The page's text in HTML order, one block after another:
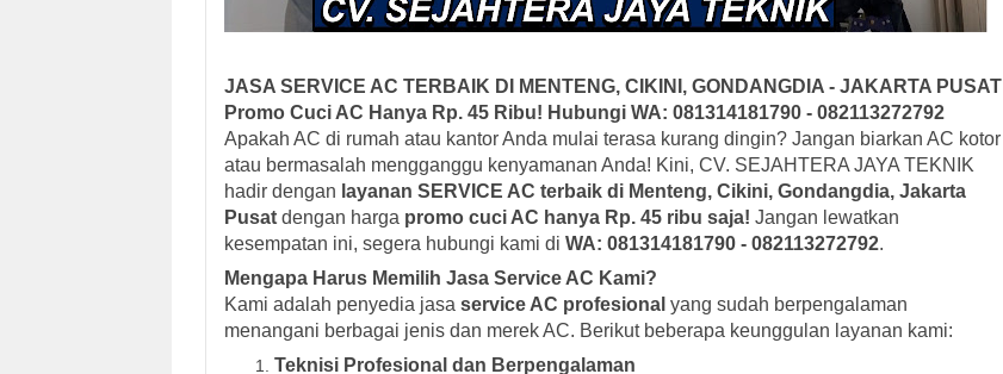
JASA SERVICE AC TERBAIK DI MENTENG, CIKINI, GONDANGDIA - JAKARTA PUSAT
Promo Cuci AC Hanya Rp. 45 Ribu! Hubungi WA: 081314181790 - 082113272792
Apakah AC di rumah atau kantor Anda mulai terasa kurang dingin? Jangan biarkan AC kotor
atau bermasalah mengganggu kenyamanan Anda! Kini, CV. SEJAHTERA JAYA TEKNIK
hadir dengan layanan SERVICE AC terbaik di Menteng, Cikini, Gondangdia, Jakarta
Pusat dengan harga promo cuci AC hanya Rp. 45 ribu saja! Jangan lewatkan
kesempatan ini, segera hubungi kami di WA: 081314181790 - 082113272792.
Mengapa Harus Memilih Jasa Service AC Kami?
Kami adalah penyedia jasa service AC profesional yang sudah berpengalaman
menangani berbagai jenis dan merek AC. Berikut beberapa keunggulan layanan kami:
Teknisi Profesional dan Berpengalaman